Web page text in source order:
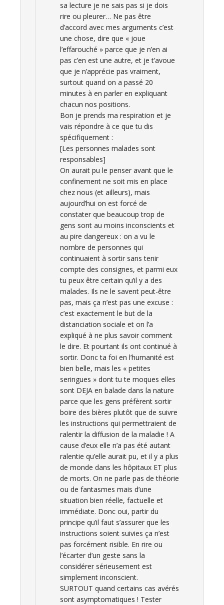
sa lecture je ne sais pas si je dois
rire ou pleurer… Ne pas être
d’accord avec mes arguments c’est
une chose, dire que « joue
l’effarouché » parce que je n’en ai
pas c’en est une autre, et je t’avoue
que je n’apprécie pas vraiment,
surtout quand on a passé 20
minutes à en parler en expliquant
chacun nos positions.
Bon je prends ma respiration et je
vais répondre à ce que tu dis
spécifiquement :
[Les personnes malades sont
responsables]
On aurait pu le penser avant que le
confinement ne soit mis en place
chez nous (et ailleurs), mais
aujourd’hui on est forcé de
constater que beaucoup trop de
gens sont au moins inconscients et
au pire dangereux : on a vu le
nombre de personnes qui
continuaient à sortir sans tenir
compte des consignes, et parmi eux
tu peux être certain qu’il y a des
malades. Ils ne le savent peut-être
pas, mais ça n’est pas une excuse :
c’est exactement le but de la
distanciation sociale et on l’a
expliqué à ne plus savoir comment
le dire. Et pourtant ils ont continué à
sortir. Donc ta foi en l’humanité est
bien belle, mais les « petites
seringues » dont tu te moques elles
sont DEJA en balade dans la nature
parce que les gens préfèrent sortir
boire des bières plutôt que de suivre
les instructions qui permettraient de
ralentir la diffusion de la maladie ! A
cause d’eux elle n’a pas été autant
ralentie qu’elle aurait pu, et il y a plus
de monde dans les hôpitaux ET plus
de morts. On ne parle pas de théorie
ou de fantasmes mais d’une
situation bien réelle, factuelle et
immédiate. Donc oui, partir du
principe qu’il faut s’assurer que les
instructions soient suivies ça n’est
pas forcément risible. En rire ou
l’écarter d’un geste sans la
considérer sérieusement est
simplement inconscient.
SURTOUT quand certains cas avérés
sont asymptomatiques ! Tester